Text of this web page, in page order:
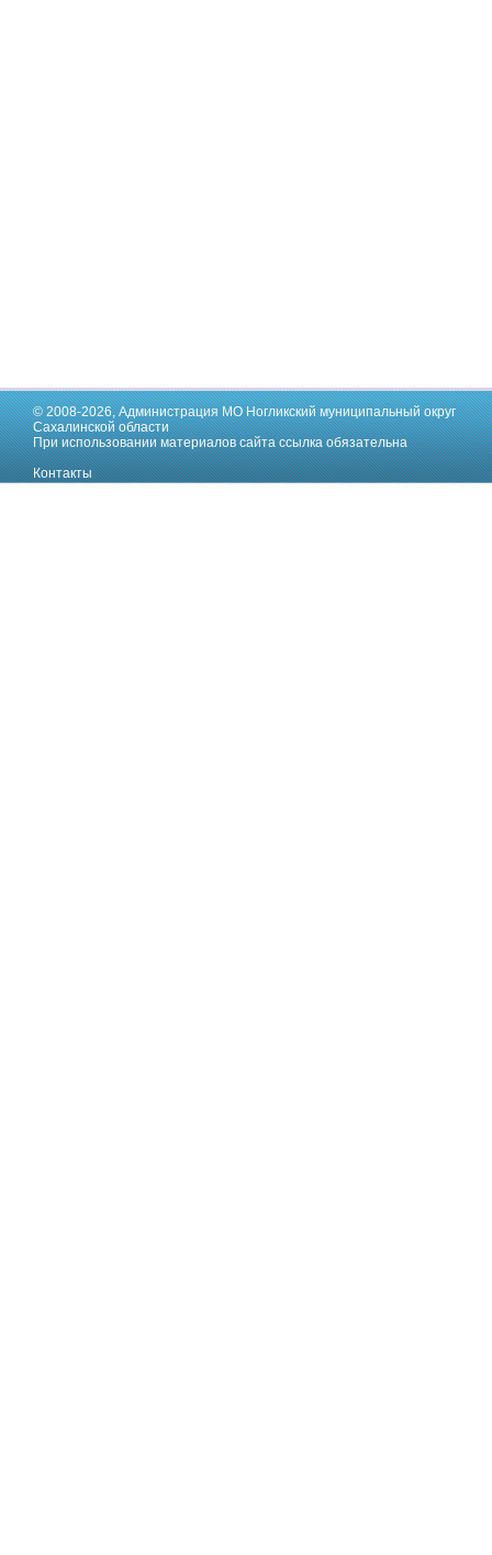
© 2008-2026,Администрация МО Ногликский муниципальный округ
Сахалинской области
При использовании материалов сайта ссылка обязательна
Контакты